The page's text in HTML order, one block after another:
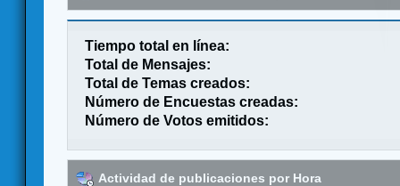
Tiempo total en línea:
Total de Mensajes:
Total de Temas creados:
Número de Encuestas creadas:
Número de Votos emitidos:
Actividad de publicaciones por Hora